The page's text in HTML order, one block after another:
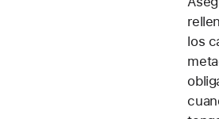
los